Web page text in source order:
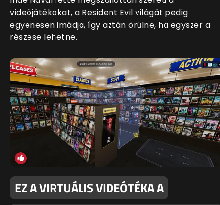
videójátékokat, a Resident Evil világát pedig
egyenesen imádja, így aztán örülne, ha egyszer a
részese lehetne.
EZ A VIRTUÁLIS VIDEÓTÉKA A